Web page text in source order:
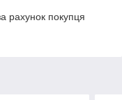
рахунок покупця